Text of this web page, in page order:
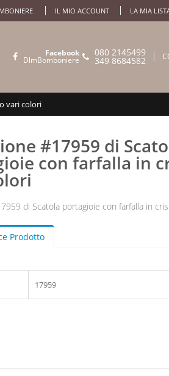
IL MIO ACCOUNT LA MIA
Facebook
DlmBomboniere
080 2145499
349 8684582
vari colori
#17959 di
con farfalla in
di Scatola portagioie con farfalla in
Prodotto
17959